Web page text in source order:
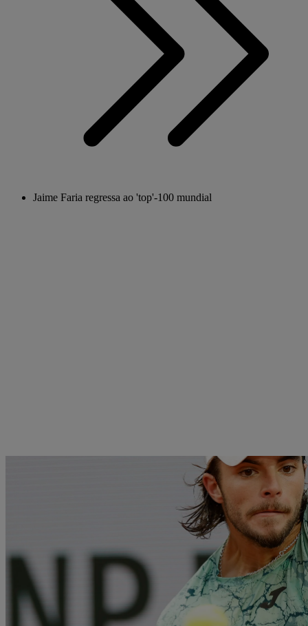
Jaime Faria regressa ao 'top'-100 mundial